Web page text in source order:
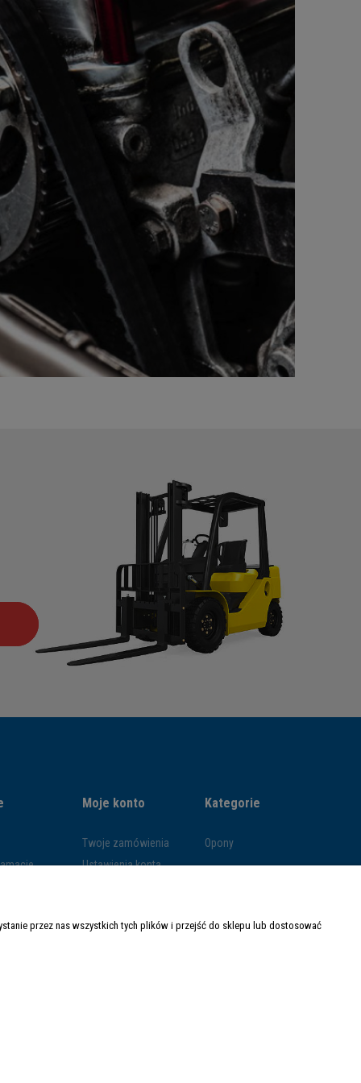
dostawy
Moje konto
Twoje zamówienia
Ustawienia konta
Kategorie
Opony
przez nas wszystkich tych plików i przejść do sklepu lub dostosować